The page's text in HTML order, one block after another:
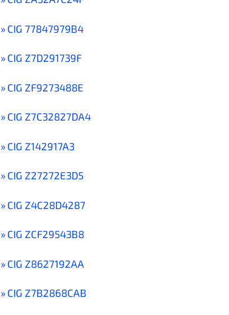
CIG 77847979B4
CIG Z7D291739F
CIG ZF9273488E
CIG Z7C32827DA4
CIG Z142917A3
CIG Z27272E3D5
CIG Z4C28D4287
CIG ZCF29543B8
CIG Z8627192AA
CIG Z7B2868CAB